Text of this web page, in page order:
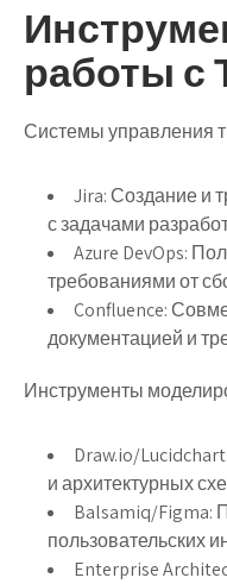
работы с
Системы управления
Jira: Создание и
с задачами
Azure DevOps:
требованиями от
Confluence:
документацией и
Инструменты
Draw.io/Lucidchart
и архитектурных
Balsamiq/Figma:
пользовательских
Enterprise